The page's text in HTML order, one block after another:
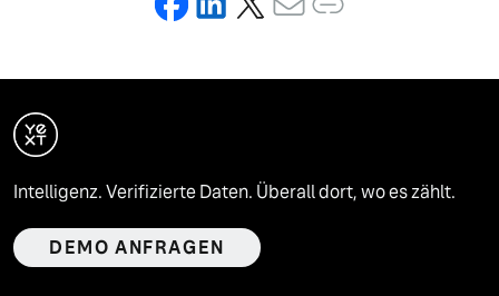
Intelligenz. Verifizierte Daten. Überall dort, wo es zählt.
DEMO ANFRAGEN